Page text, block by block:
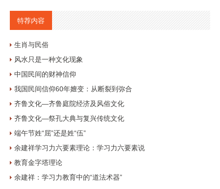
特荐内容
生肖与民俗
风水只是一种文化现象
中国民间的财神信仰
我国民间信仰60年嬗变：从断裂到弥合
齐鲁文化—齐鲁庭院经济及风俗文化
齐鲁文化—祭孔大典与复兴传统文化
端午节姓“屈”还是姓“伍”
余建祥学习力六要素理论：学习力六要素说
教育金字塔理论
余建祥：学习力教育中的“道法术器”